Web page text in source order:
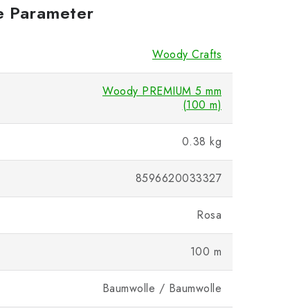
Parameter
Woody Crafts
Woody PREMIUM 5 mm
(100 m)
0.38 kg
8596620033327
Rosa
100 m
Baumwolle / Baumwolle